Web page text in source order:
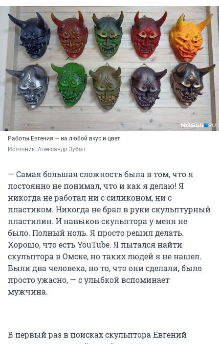
Работы Евгения — на любой вкус и цвет
Источник: Александр Зубов
— Самая большая сложность была в том, что я
постоянно не понимал, что и как я делаю! Я
никогда не работал ни с силиконом, ни с
пластиком. Никогда не брал в руки скульптурный
пластилин. И навыков скульптора у меня не
было. Полный ноль. Я просто решил делать.
Хорошо, что есть YouTube. Я пытался найти
скульптора в Омске, но таких людей я не нашел.
Были два человека, но то, что они сделали, было
просто ужасно, — с улыбкой вспоминает
мужчина.
В первый раз в поисках скульптора Евгений